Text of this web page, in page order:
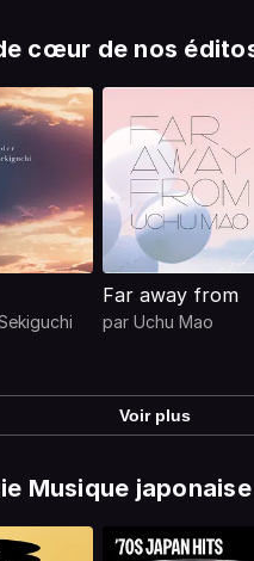
cœur de nos
Far away from
par Uchu Mao
Voir plus
Musique japonaise